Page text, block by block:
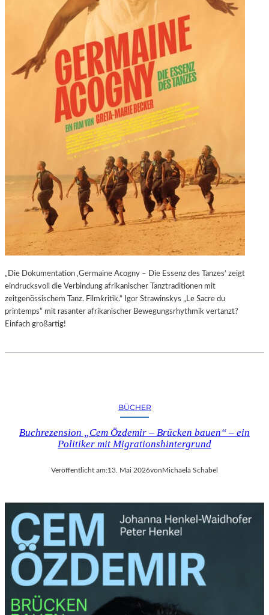
„Die Dokumentation ‚Germaine Acogny – Die Essenz des Tanzes‘ zeigt
eindrucksvoll die Verbindung afrikanischer Tanztraditionen mit
zeitgenössischem Tanz. Filmkritik.“ Igor Strawinskys „Le Sacre du
printemps“ mit rasanter afrikanischer Bewegungsrhythmik vertanzt?
Einfach großartig!
BÜCHER
Buchrezension „Cem Özdemir – Brücken bauen“ – ein
Politiker mit Migrationshintergrund
Veröffentlicht am:13. Mai 2026vonMichaela Schabel